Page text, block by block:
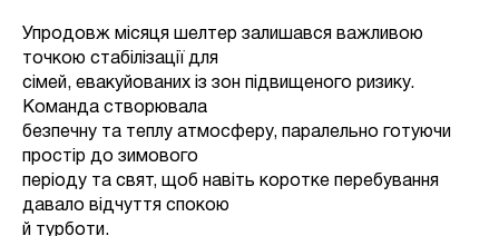
Упродовж місяця шелтер залишався важливою
точкою стабілізації для
сімей, евакуйованих із зон підвищеного ризику.
Команда створювала
безпечну та теплу атмосферу, паралельно готуючи
простір до зимового
періоду та свят, щоб навіть коротке перебування
давало відчуття спокою
й турботи.